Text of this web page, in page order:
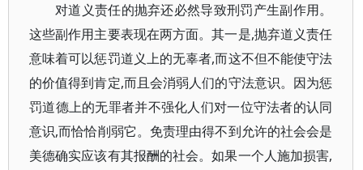
对道义责任的抛弃还必然导致刑罚产生副作用。
这些副作用主要表现在两方面。其一是,抛弃道义责任
意味着可以惩罚道义上的无辜者,而这不但不能使守法
的价值得到肯定,而且会消弱人们的守法意识。因为惩
罚道德上的无罪者并不强化人们对一位守法者的认同
意识,而恰恰削弱它。免责理由得不到允许的社会会是
美德确实应该有其报酬的社会。如果一个人施加损害,